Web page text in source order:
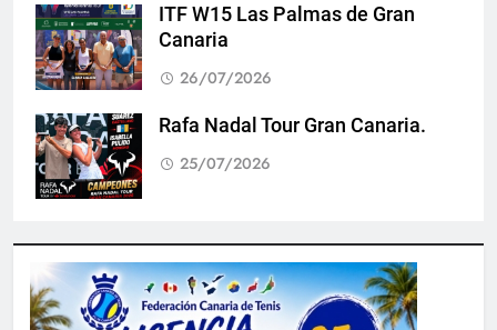
ITF W15 Las Palmas de Gran
Canaria
26/07/2026
Rafa Nadal Tour Gran Canaria.
25/07/2026